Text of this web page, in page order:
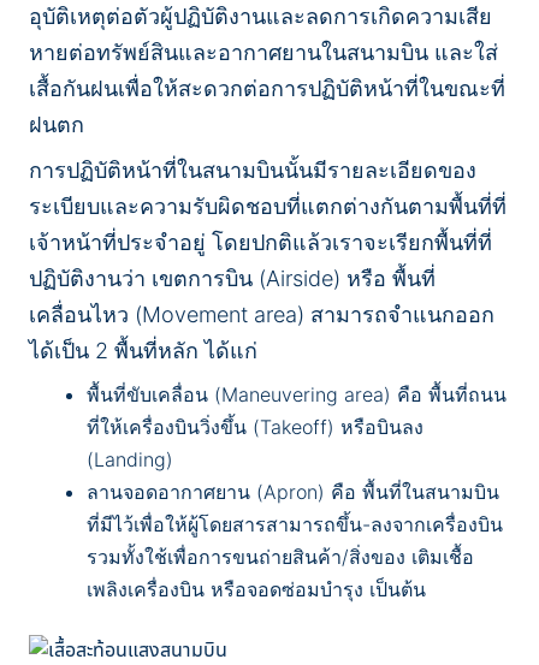
อุบัติเหตุต่อตัวผู้ปฏิบัติงานและลดการเกิดความเสีย
หายต่อทรัพย์สินและอากาศยานในสนามบิน และใส่
เสื้อกันฝนเพื่อให้สะดวกต่อการปฏิบัติหน้าที่ในขณะที่
ฝนตก
การปฏิบัติหน้าที่ในสนามบินนั้นมีรายละเอียดของ
ระเบียบและความรับผิดชอบที่แตกต่างกันตามพื้นที่ที่
เจ้าหน้าที่ประจำอยู่ โดยปกติแล้วเราจะเรียกพื้นที่ที่
ปฏิบัติงานว่า เขตการบิน (Airside) หรือ พื้นที่
เคลื่อนไหว (Movement area) สามารถจำแนกออก
ได้เป็น 2 พื้นที่หลัก ได้แก่
พื้นที่ขับเคลื่อน (Maneuvering area) คือ พื้นที่ถนน
ที่ให้เครื่องบินวิ่งขึ้น (Takeoff) หรือบินลง
(Landing)
ลานจอดอากาศยาน (Apron) คือ พื้นที่ในสนามบิน
ที่มีไว้เพื่อให้ผู้โดยสารสามารถขึ้น-ลงจากเครื่องบิน
รวมทั้งใช้เพื่อการขนถ่ายสินค้า/สิ่งของ เติมเชื้อ
เพลิงเครื่องบิน หรือจอดซ่อมบำรุง เป็นต้น